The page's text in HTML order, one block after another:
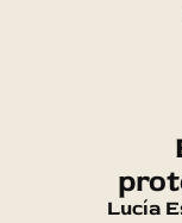
Lucía